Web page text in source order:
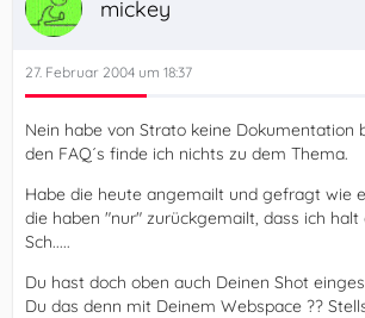
mickey
27. Februar 2004 um 18:37
Nein habe von Strato keine Dokumentation
den FAQ´s finde ich nichts zu dem Thema.
Habe die heute angemailt und gefragt wie
die haben "nur" zurückgemailt, dass ich halt
Sch.....
Du hast doch oben auch Deinen Shot
Du das denn mit Deinem Webspace ??